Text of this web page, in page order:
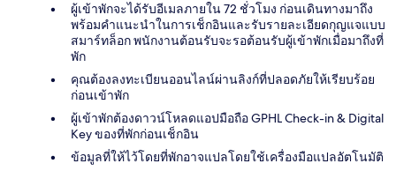
ผู้เข้าพักจะได้รับอีเมลภายใน 72 ชั่วโมง ก่อนเดินทางมาถึง
พร้อมคำแนะนำในการเช็กอินและรับรายละเอียดกุญแจแบบ
สมาร์ทล็อก พนักงานต้อนรับจะรอต้อนรับผู้เข้าพักเมื่อมาถึงที่
พัก
คุณต้องลงทะเบียนออนไลน์ผ่านลิงก์ที่ปลอดภัยให้เรียบร้อย
ก่อนเข้าพัก
ผู้เข้าพักต้องดาวน์โหลดแอปมือถือ GPHL Check-in & Digital
Key ของที่พักก่อนเช็กอิน
ข้อมูลที่ให้ไว้โดยที่พักอาจแปลโดยใช้เครื่องมือแปลอัตโนมัติ